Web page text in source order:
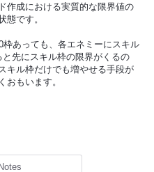
作成における実質的な限界値の
態です。
枠あっても、各エネミーにスキル
先にスキル枠の限界がくるの
キル枠だけでも増やせる手段が
おもいます。